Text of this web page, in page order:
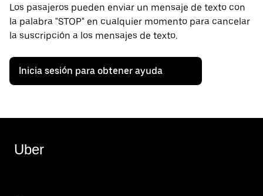
Los pasajeros pueden enviar un mensaje de texto con
la palabra "STOP" en cualquier momento para cancelar
la suscripción a los mensajes de texto.
Inicia sesión para obtener ayuda
Uber